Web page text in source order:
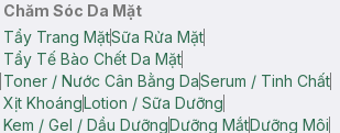
Chăm Sóc Da Mặt
Tẩy Trang MặtSữa Rửa Mặt
Tẩy Tế Bào Chết Da Mặt
Toner / Nước Cân Bằng DaSerum / Tinh Chất
Xịt KhoángLotion / Sữa Dưỡng
Kem / Gel / Dầu DưỡngDưỡng MắtDưỡng Môi